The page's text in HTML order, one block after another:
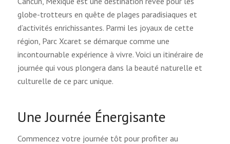
globe-trotteurs en quête de plages paradisiaques et
d’activités enrichissantes. Parmi les joyaux de cette
région, Parc Xcaret se démarque comme une
incontournable expérience à vivre. Voici un itinéraire de
journée qui vous plongera dans la beauté naturelle et
culturelle de ce parc unique.
Une Journée Énergisante
Commencez votre journée tôt pour profiter au